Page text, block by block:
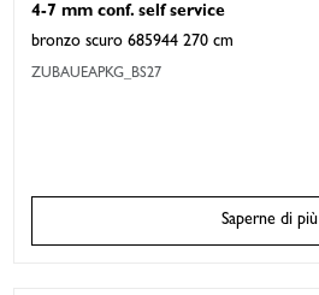
4-7 mm conf. self service
bronzo scuro 685944 270 cm
ZUBAUEAPKG_BS27
Saperne di più